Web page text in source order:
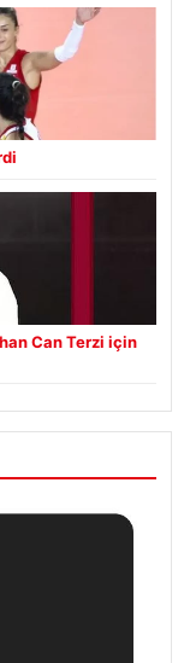
Can Terzi için